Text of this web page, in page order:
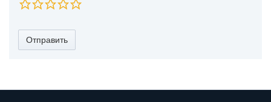
Отправить